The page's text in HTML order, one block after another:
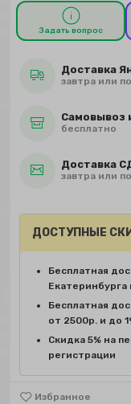
Задать вопрос
Доставка
завтра или
Самовывоз
бесплатно
Доставка
завтра или
Избранное
ДОСТУПНЫЕ
Бесплатная
Екатеринбурга
Бесплатная
от 2500р. и до
Скидка 5% на
регистрации